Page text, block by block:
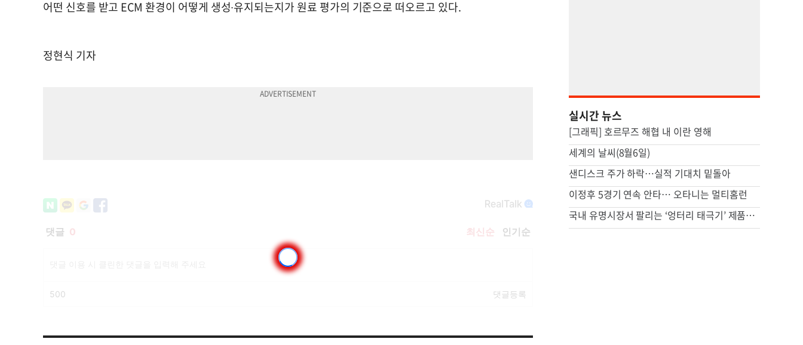
어떤 신호를 받고 ECM 환경이 어떻게 생성∙유지되는지가 원료 평가의 기준으로 떠오르고 있다.
정현식 기자
실시간 뉴스
[그래픽] 호르무즈 해협 내 이란 영해
세계의 날씨(8월6일)
샌디스크 주가 하락…실적 기대치 밑돌아
이정후 5경기 연속 안타… 오타니는 멀티홈런
국내 유명시장서 팔리는 ‘엉터리 태극기’ 제품…서경덕 “각성해야”